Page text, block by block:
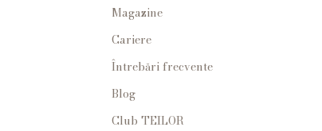
Magazine
Cariere
Întrebări frecvente
Blog
Club TEILOR